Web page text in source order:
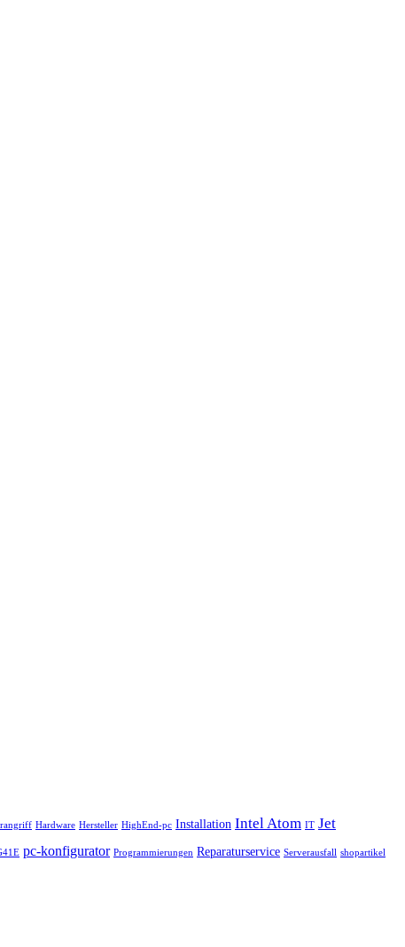
Hardware Hersteller HighEnd-pc Installation Intel Atom IT Jet
pc-konfigurator Programmierungen Reparaturservice Serverausfall shopartikel